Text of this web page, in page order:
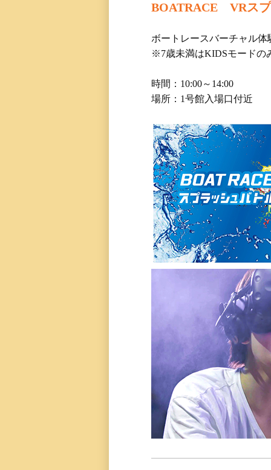
BOATRACE VRス
ボートレースバーチャル体
※7歳未満はKIDSモードの
時間：10:00～14:00
場所：1号館入場口付近